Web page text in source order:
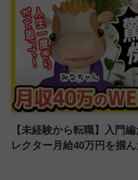
【未経験から転職】入門
レクター月給40万円を掴